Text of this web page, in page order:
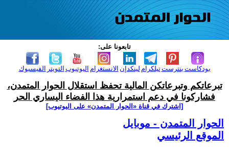
تابعونا على:
الفيسبوك التويتر اليوتيوب الانستغرام لينكدإن تيلكرامبنترست بودكاست
تبرعاتكم وتبرعاتكن المالية تحفظ استقلال الحوار المتمدن،
فشاركونا في دعم استمرارية هذا الفضاء اليساري الحر
[اشترك في قناة ‫«الحوار المتمدن» على اليوتيوب]
الحوار المتمدن - موبايل
الموقع الرئيسي